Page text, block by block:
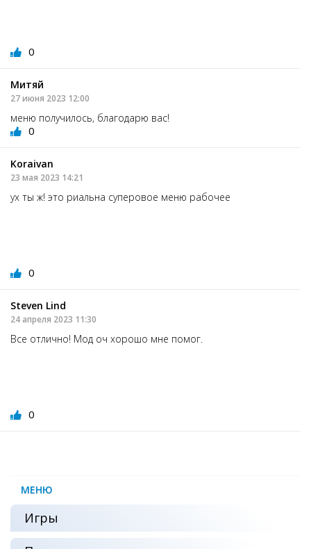
0
Митяй
27 июня 2023 12:00
меню получилось, благодарю вас!
0
Koraivan
23 мая 2023 14:21
ух ты ж! это риальна суперовое меню рабочее
0
Steven Lind
24 апреля 2023 11:30
Все отлично! Мод оч хорошо мне помог.
0
МЕНЮ
Игры